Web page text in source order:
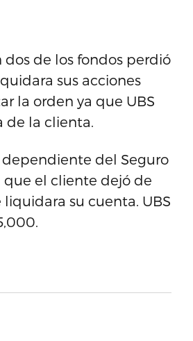
de los fondos perdió
sus acciones
la orden ya que UBS
de la clienta.
dependiente del Seguro
que el cliente dejó de
su cuenta. UBS